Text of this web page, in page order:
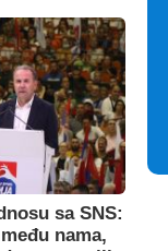
sa SNS:
nama,